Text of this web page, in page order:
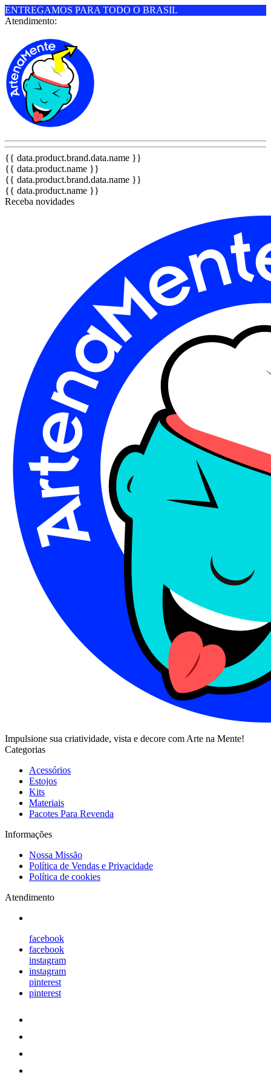
ENTREGAMOS PARA TODO O BRASIL
Atendimento:
{{ data.product.brand.data.name }}
{{ data.product.name }}
{{ data.product.brand.data.name }}
{{ data.product.name }}
Receba novidades
Impulsione sua criatividade, vista e decore com Arte na Mente!
Categorias
Acessórios
Estojos
Kits
Materiais
Pacotes Para Revenda
Informações
Nossa Missão
Política de Vendas e Privacidade
Política de cookies
Atendimento
facebook
facebook
instagram
instagram
pinterest
pinterest